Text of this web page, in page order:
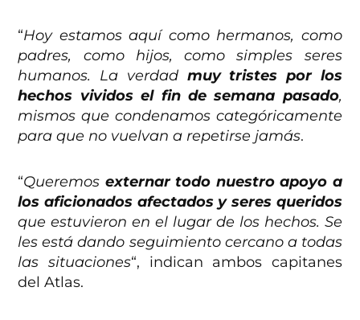
“Hoy estamos aquí como hermanos, como
padres, como hijos, como simples seres
humanos. La verdad muy tristes por los
hechos vividos el fin de semana pasado,
mismos que condenamos categóricamente
para que no vuelvan a repetirse jamás.
“Queremos externar todo nuestro apoyo a
los aficionados afectados y seres queridos
que estuvieron en el lugar de los hechos. Se
les está dando seguimiento cercano a todas
las situaciones“, indican ambos capitanes
del Atlas.